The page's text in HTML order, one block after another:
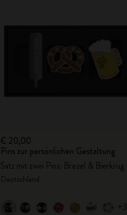
€ 20,00
Pins zur persönlichen Gestaltung
Satz mit zwei Pins: Brezel & Bierkrug
+3